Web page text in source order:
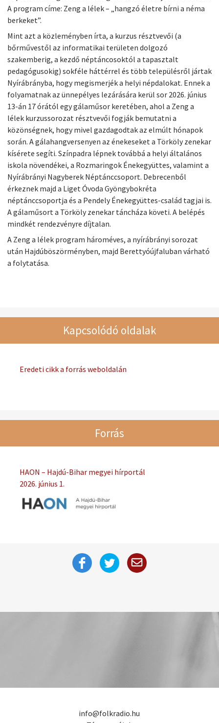
A program címe: Zeng a lélek – „hangzó életre bírni a néma
berkeket”.
Mint azt a közleményben írta, a kurzus résztvevői (a
bőrművestől az informatikai területen dolgozó
szakemberig, a kezdő néptáncosoktól a tapasztalt
pedagógusokig) sokféle háttérrel és több településről jártak
Nyírábrányba, hogy megismerjék a helyi népdalokat. Ennek a
folyamatnak az ünnepélyes lezárására kerül sor 2026. június
13-án 17 órától egy gálaműsor keretében, ahol a Zeng a
lélek kurzussorozat résztvevői fogják bemutatni a
közönségnek, hogy mivel gazdagodtak az elmúlt hónapok
során. A gálahangversenyen az énekeseket a Törköly zenekar
kísérete segíti. Színpadra lépnek továbbá a helyi általános
iskola növendékei, a Rozmaringok Énekegyüttes, valamint a
Nyírábrányi Nagyberek Néptánccsoport. Debrecenből
érkeznek majd a Liget Óvoda Gyöngybokréta
néptánccsoportja és a Pendely Énekegyüttes-család tagjai is.
A gálaműsort a Törköly zenekar táncháza követi. A belépés
mindkét rendezvényre díjtalan.
A Zeng a lélek program hároméves, a nyírábrányi sorozat
után Hajdúböszörményben, majd Berettyóújfaluban várható
a folytatása.
Kapcsolódó oldalak
Eredeti cikk a forrás weboldalán
Forrás
HAON – Hajdú-Bihar megyei hírportál
2026. június 1.
info@folkradio.hu